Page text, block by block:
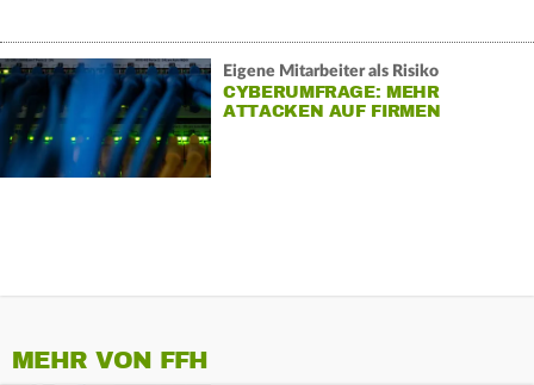
Eigene Mitarbeiter als Risiko
CYBERUMFRAGE: MEHR
ATTACKEN AUF FIRMEN
MEHR VON FFH